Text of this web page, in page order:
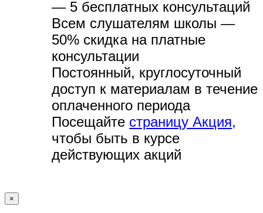
— 5 бесплатных консультаций
Всем слушателям школы —
50% скидка на платные
консультации
Постоянный, круглосуточный
доступ к материалам в течение
оплаченного периода
Посещайте страницу Акция,
чтобы быть в курсе
действующих акций
×